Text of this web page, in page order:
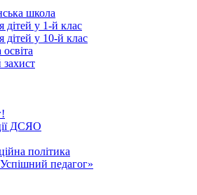
школа
дітей у 1-й клас
дітей у 10-й клас
ДСЯО
політика
педагог»